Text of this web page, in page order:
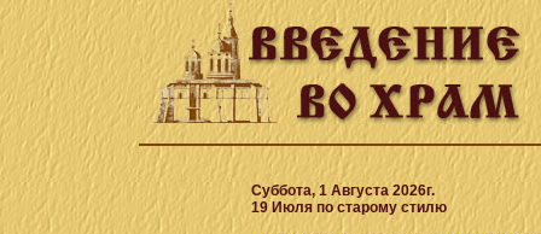
Суббота, 1 Августа 2026г.
19 Июля по старому стилю